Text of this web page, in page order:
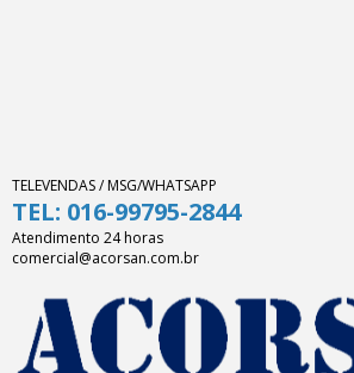
TELEVENDAS / MSG/WHATSAPP
TEL: 016-99795-2844
Atendimento 24 horas
comercial@acorsan.com.br